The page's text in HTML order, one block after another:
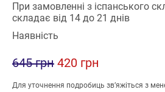
При замовленні з іспанського
складає від 14 до 21 днів
Наявність
645 грн 420 грн
Для уточнення подробиць зв’яжіться з